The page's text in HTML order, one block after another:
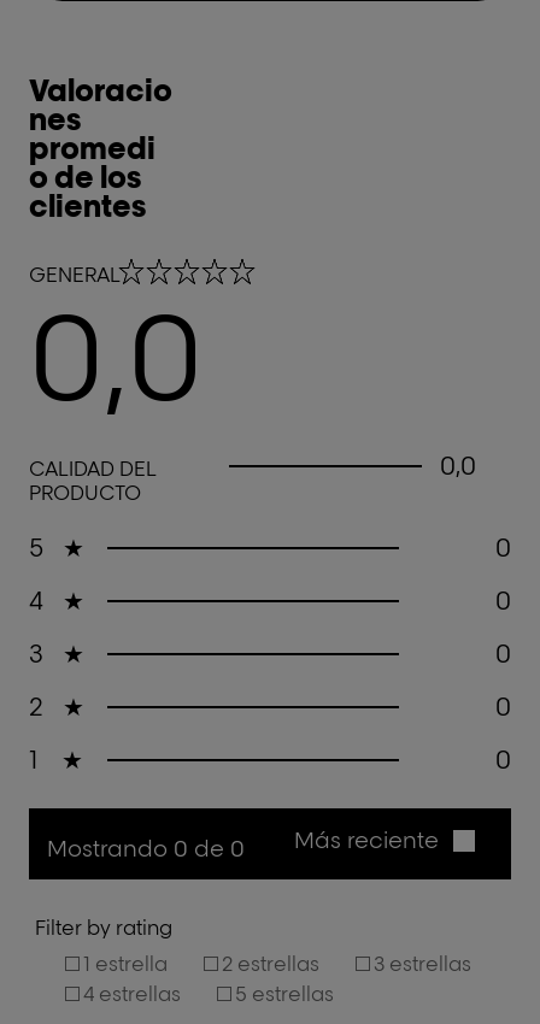
5 ★
0
4
★
0
3
★
0
2
★
0
1
★ 0
Valoracio
nes
promedi
o de los
clientes
GENERAL
0,0 out of 5 stars
0,0
CALIDAD DEL
PRODUCTO
0,0
Mostrando 0 de 0 Más reciente
Filter by rating
1 estrella
2 estrellas
3 estrellas
4 estrellas
5 estrellas